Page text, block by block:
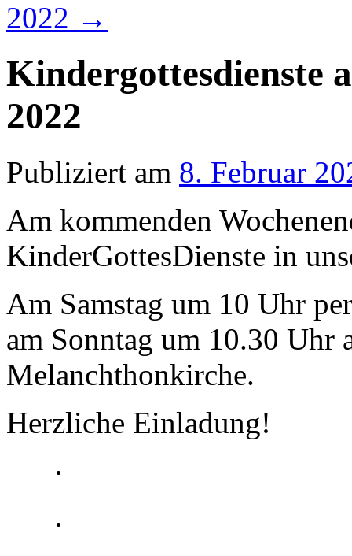
2022 →
Kindergottesdienste
2022
Publiziert am 8. Februar
Am kommenden
KinderGottesDienste in
Am Samstag um 10 Uhr
am Sonntag um 10.30 Uhr
Melanchthonkirche.
Herzliche Einladung!